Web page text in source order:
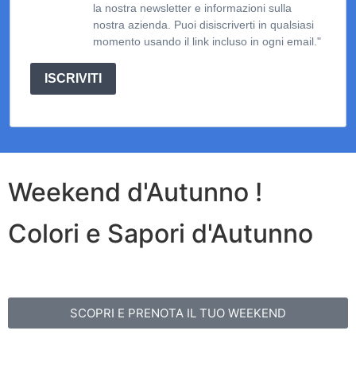
la nostra newsletter e informazioni sulla
nostra azienda. Puoi disiscriverti in qualsiasi
momento usando il link incluso in ogni email."
ISCRIVITI
Weekend d'Autunno !
Colori e Sapori d'Autunno
SCOPRI E PRENOTA IL TUO WEEKEND